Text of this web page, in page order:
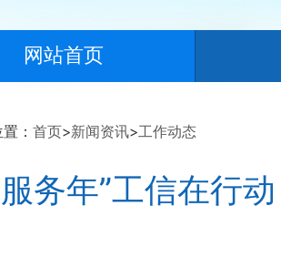
网站首页
： 首页>新闻资讯>工作动态
务年”工信在行